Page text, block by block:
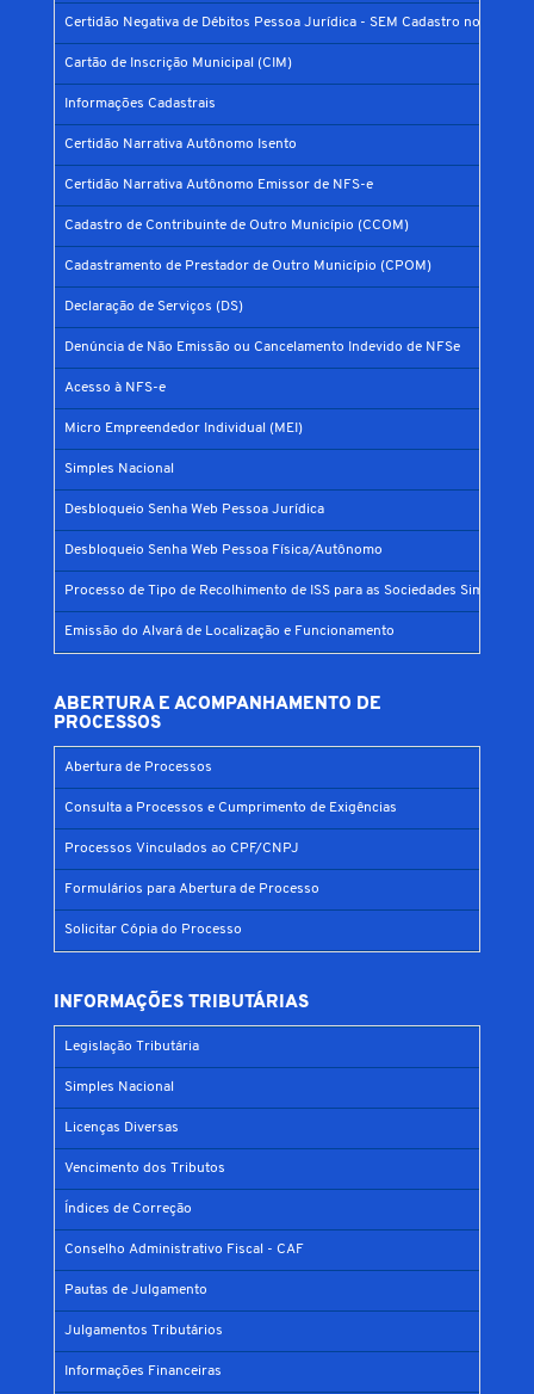
Certidão Negativa de Débitos Pessoa Jurídica - SEM Cadastro no
Cartão de Inscrição Municipal (CIM)
Informações Cadastrais
Certidão Narrativa Autônomo Isento
Certidão Narrativa Autônomo Emissor de NFS-e
Cadastro de Contribuinte de Outro Município (CCOM)
Cadastramento de Prestador de Outro Município (CPOM)
Declaração de Serviços (DS)
Denúncia de Não Emissão ou Cancelamento Indevido de NFSe
Acesso à NFS-e
Micro Empreendedor Individual (MEI)
Simples Nacional
Desbloqueio Senha Web Pessoa Jurídica
Desbloqueio Senha Web Pessoa Física/Autônomo
Processo de Tipo de Recolhimento de ISS para as Sociedades Simples
Emissão do Alvará de Localização e Funcionamento
ABERTURA E ACOMPANHAMENTO DE
PROCESSOS
Abertura de Processos
Consulta a Processos e Cumprimento de Exigências
Processos Vinculados ao CPF/CNPJ
Formulários para Abertura de Processo
Solicitar Cópia do Processo
INFORMAÇÕES TRIBUTÁRIAS
Legislação Tributária
Simples Nacional
Licenças Diversas
Vencimento dos Tributos
Índices de Correção
Conselho Administrativo Fiscal - CAF
Pautas de Julgamento
Julgamentos Tributários
Informações Financeiras